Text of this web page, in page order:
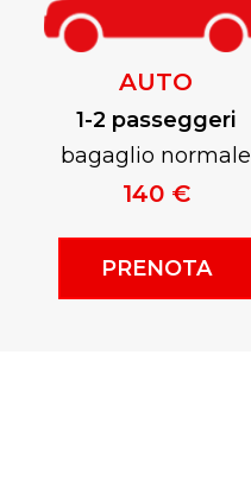
AUTO
1-2 passeggeri
bagaglio normale
140 €
PRENOTA